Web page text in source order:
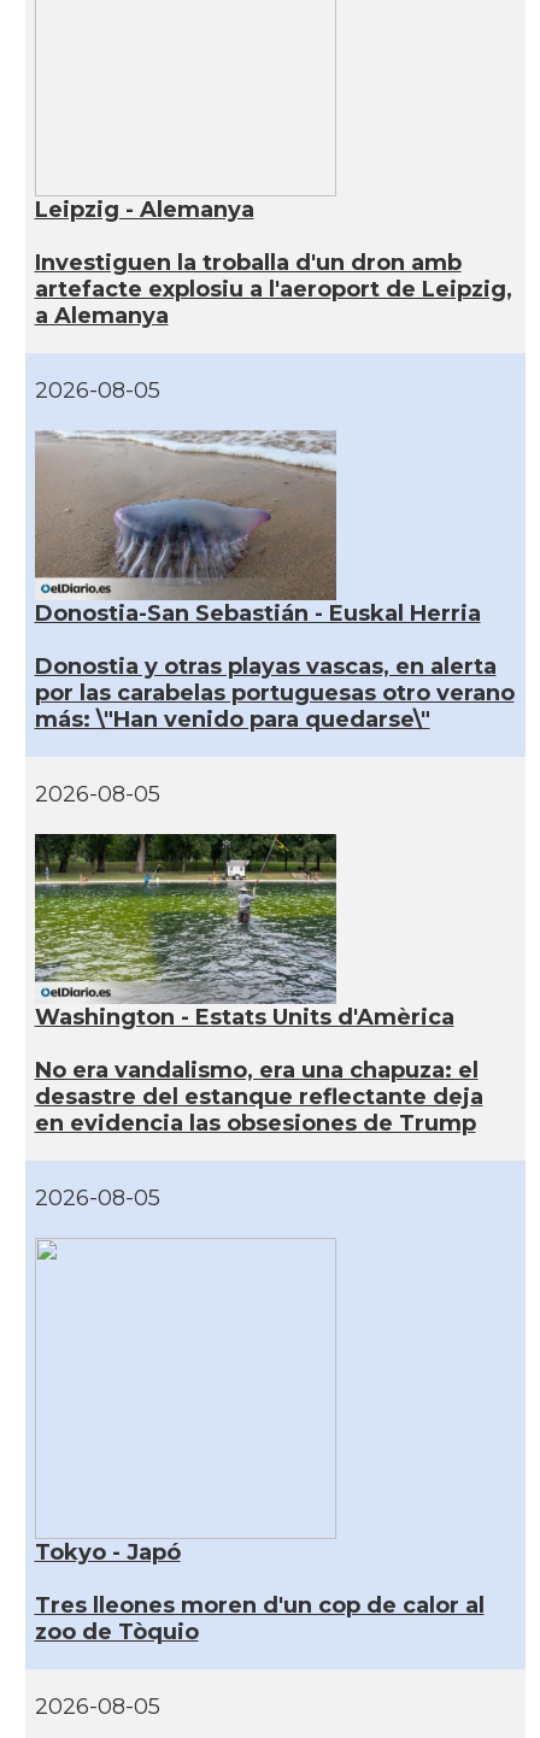
Leipzig - Alemanya
Investiguen la troballa d'un dron amb
artefacte explosiu a l'aeroport de Leipzig,
a Alemanya
2026-08-05
Donostia-San Sebastián - Euskal Herria
Donostia y otras playas vascas, en alerta
por las carabelas portuguesas otro verano
más: \"Han venido para quedarse\"
2026-08-05
Washington - Estats Units d'Amèrica
No era vandalismo, era una chapuza: el
desastre del estanque reflectante deja
en evidencia las obsesiones de Trump
2026-08-05
Tokyo - Japó
Tres lleones moren d'un cop de calor al
zoo de Tòquio
2026-08-05